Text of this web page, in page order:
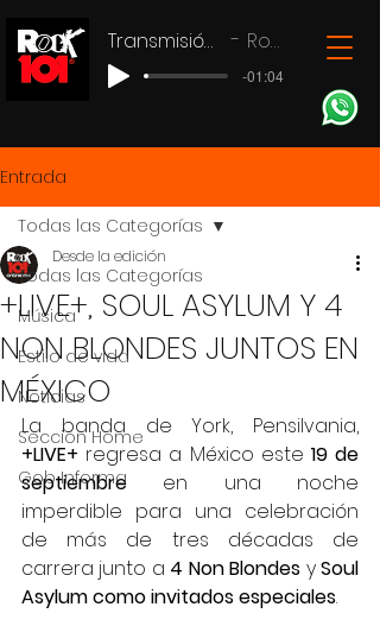
Transmisión en vivo Rock 101
-01:04
Entrada
Todas las Categorías
Música
Estilo de vida
Noticias
Seccion Home
Gob Informa
Todas las Categorías
+LIVE+, SOUL ASYLUM Y 4
NON BLONDES JUNTOS EN
MÉXICO
Desde la edición
La banda de York, Pensilvania,
+LIVE+ regresa a México este 19 de
septiembre en una noche
imperdible para una celebración
de más de tres décadas de
carrera junto a 4 Non Blondes y Soul
Asylum como invitados especiales.